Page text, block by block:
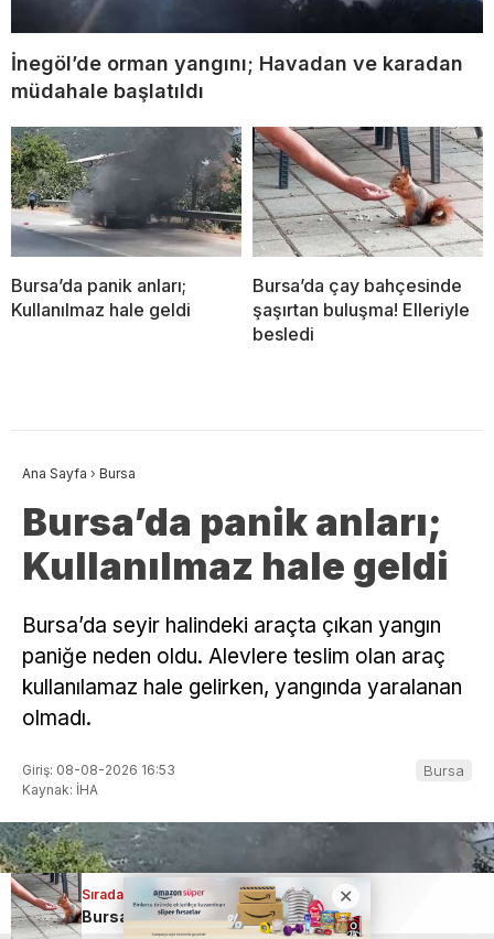
İnegöl’de orman yangını; Havadan ve karadan
müdahale başlatıldı
Bursa’da panik anları;
Kullanılmaz hale geldi
Bursa’da çay bahçesinde
şaşırtan buluşma! Elleriyle
besledi
Ana Sayfa › Bursa
Bursa’da panik anları;
Kullanılmaz hale geldi
Bursa’da seyir halindeki araçta çıkan yangın
paniğe neden oldu. Alevlere teslim olan araç
kullanılamaz hale gelirken, yangında yaralanan
olmadı.
Giriş: 08-08-2026 16:53
Kaynak: İHA
Bursa
Sıradaki Haber
Bursa’da çay bahçesinde şaşırtan buluşma! Elleriyle besledi